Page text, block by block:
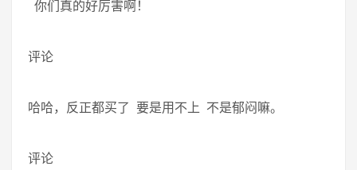
你们真的好厉害啊！
评论
哈哈，反正都买了 要是用不上 不是郁闷嘛。
评论